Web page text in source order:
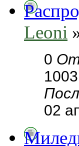
Leoni
0
1003
02